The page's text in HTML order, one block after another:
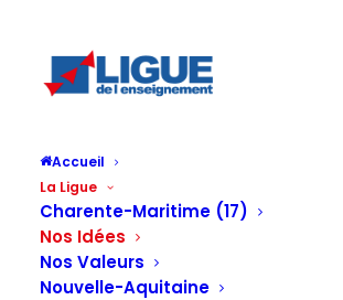
Accueil
La Ligue
Charente-Maritime (17)
Nos Idées
Nos Valeurs
Nouvelle-Aquitaine